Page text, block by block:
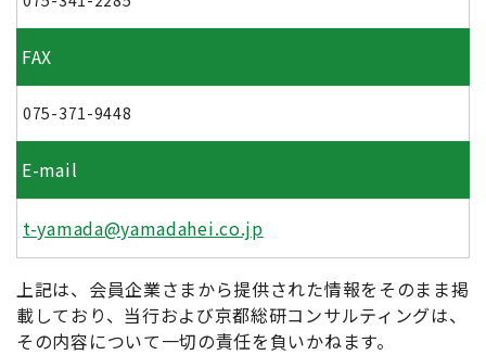
FAX
075-371-9448
E-mail
t-yamada@yamadahei.co.jp
上記は、会員企業さまから提供された情報をそのまま掲
載しており、当行および京都総研コンサルティングは、
その内容について一切の責任を負いかねます。